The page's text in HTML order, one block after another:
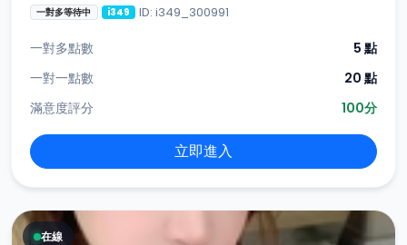
一對多等待中 i349 ID: i349_300991
一對多點數
5 點
一對一點數
20 點
滿意度評分
100分
立即進入
在線